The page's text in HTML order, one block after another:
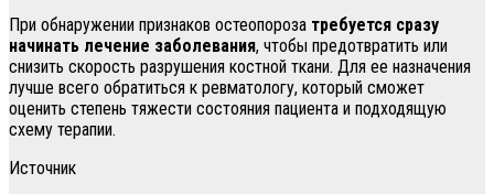
При обнаружении признаков остеопороза требуется сразу
начинать лечение заболевания, чтобы предотвратить или
снизить скорость разрушения костной ткани. Для ее назначения
лучше всего обратиться к ревматологу, который сможет
оценить степень тяжести состояния пациента и подходящую
схему терапии.
Источник